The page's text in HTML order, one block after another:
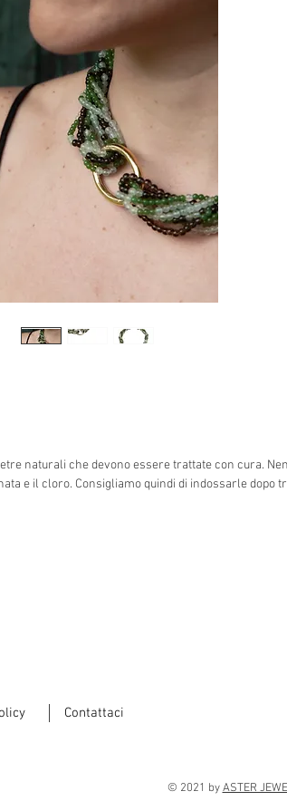
naturali che devono essere trattate con cura.
e il cloro. Consigliamo quindi di indossarle
Contattaci
© 2021 byASTER